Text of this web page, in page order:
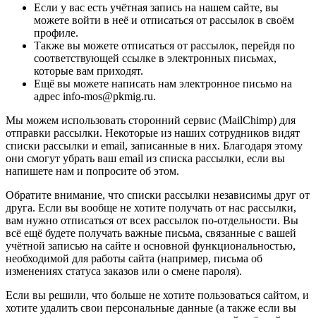
Если у вас есть учётная запись на нашем сайте, вы
можете войти в неё и отписаться от рассылок в своём
профиле.
Также вы можете отписаться от рассылок, перейдя по
соответствующей ссылке в электронных письмах,
которые вам приходят.
Ещё вы можете написать нам электронное письмо на
адрес info-mos@pkmig.ru.
Мы можем использовать сторонний сервис (MailChimp) для
отправки рассылки. Некоторые из наших сотрудников видят
списки рассылки и email, записанные в них. Благодаря этому
они смогут убрать ваш email из списка рассылки, если вы
напишете нам и попросите об этом.
Обратите внимание, что списки рассылки независимы друг от
друга. Если вы вообще не хотите получать от нас рассылки,
вам нужно отписаться от всех рассылок по-отдельности. Вы
всё ещё будете получать важные письма, связанные с вашей
учётной записью на сайте и основной функциональностью,
необходимой для работы сайта (например, письма об
изменениях статуса заказов или о смене пароля).
Если вы решили, что больше не хотите пользоваться сайтом, и
хотите удалить свои персональные данные (а также если вы